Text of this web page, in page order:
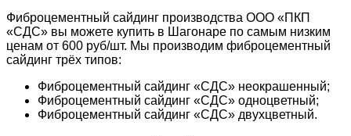
Фиброцементный сайдинг производства ООО «ПКП
«СДС» вы можете купить в Шагонаре по самым низким
ценам от 600 руб/шт. Мы производим фиброцементный
сайдинг трёх типов:
Фиброцементный сайдинг «СДС» неокрашенный;
Фиброцементный сайдинг «СДС» одноцветный;
Фиброцементный сайдинг «СДС» двухцветный.